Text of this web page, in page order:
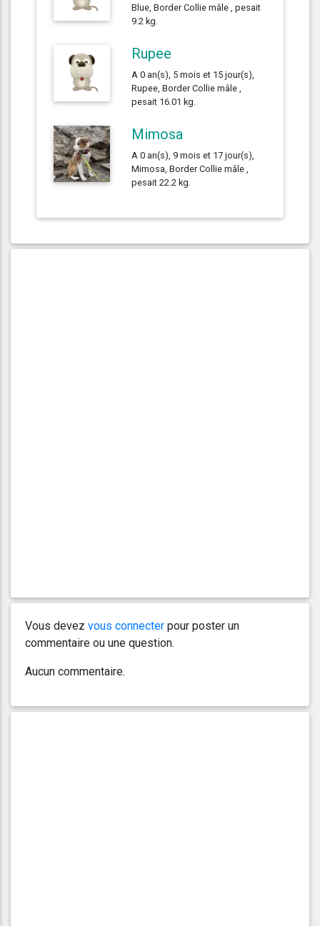
Blue, Border Collie mâle , pesait
9.2 kg.
Rupee
A 0 an(s), 5 mois et 15 jour(s),
Rupee, Border Collie mâle ,
pesait 16.01 kg.
Mimosa
A 0 an(s), 9 mois et 17 jour(s),
Mimosa, Border Collie mâle ,
pesait 22.2 kg.
Vous devez vous connecter pour poster un
commentaire ou une question.
Aucun commentaire.